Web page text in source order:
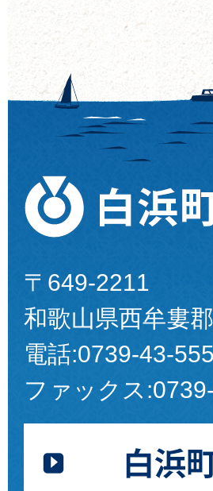
〒649-2211
和歌山県西牟婁
電話:0739-43-
ファックス: